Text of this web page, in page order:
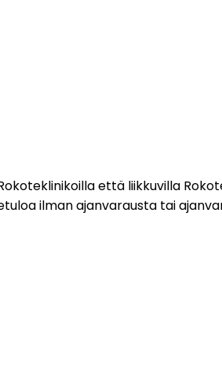
että liikkuvilla
ilman ajanvarausta tai